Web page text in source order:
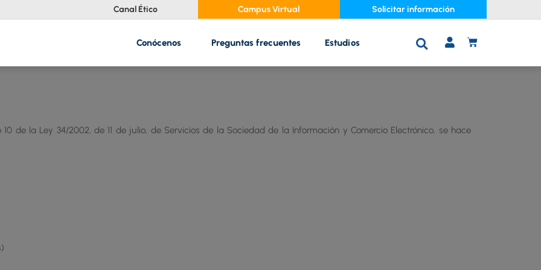
Canal Ético Campus Virtual Solicitar información
Conócenos Preguntas frecuentes Estudios
C
T
de la Ley 34/2002, de 11 de julio, de Servicios de la Sociedad de la Información y Comercio Electrónico, se hace